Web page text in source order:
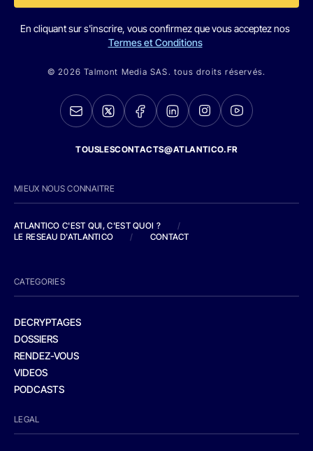
En cliquant sur s'inscrire, vous confirmez que vous acceptez nos
Termes et Conditions
© 2026 Talmont Media SAS. tous droits réservés.
TOUSLESCONTACTS@ATLANTICO.FR
MIEUX NOUS CONNAITRE
ATLANTICO C'EST QUI, C'EST QUOI ?
/
LE RESEAU D'ATLANTICO
/ CONTACT
CATEGORIES
DECRYPTAGES
DOSSIERS
RENDEZ-VOUS
VIDEOS
PODCASTS
LEGAL